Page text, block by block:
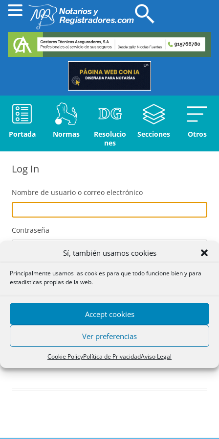
Sí, también usamos cookies
Principalmente usamos las cookies para que todo funcione bien y para
estadísticas propias de la web.
Accept cookies
Ver preferencias
Cookie PolicyPolítica de PrivacidadAviso Legal
Portada Normas
Resolucio
nes
Secciones Otros
Log In
Nombre de usuario o correo electrónico
Contraseña
Acceder
Registro
¿Has olvidado tu contraseña?